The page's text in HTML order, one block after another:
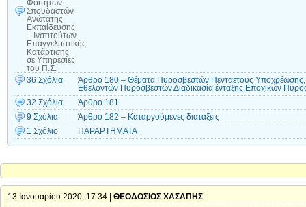
Φοιτητών –
Σπουδαστών
Ανώτατης
Εκπαίδευσης
– Ινστιτούτων
Επαγγελματικής
Κατάρτισης
σε Υπηρεσίες
του Π.Σ.
36 Σχόλια
Άρθρο 180 – Θέματα Πυροσβεστών Πενταετούς
Εθελοντών Πυροσβεστών Διαδικασία ένταξης Εποχικών
32 Σχόλια
Άρθρο 181
9 Σχόλια
Άρθρο 182 – Καταργούμενες διατάξεις
1 Σχόλιο
ΠΑΡΑΡΤΗΜΑΤΑ
13 Ιανουαρίου 2020, 17:34 | ΘΕΟΔΟΣΙΟΣ ΧΑΣΑΠΗΣ